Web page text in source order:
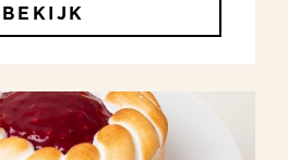
BEKIJK